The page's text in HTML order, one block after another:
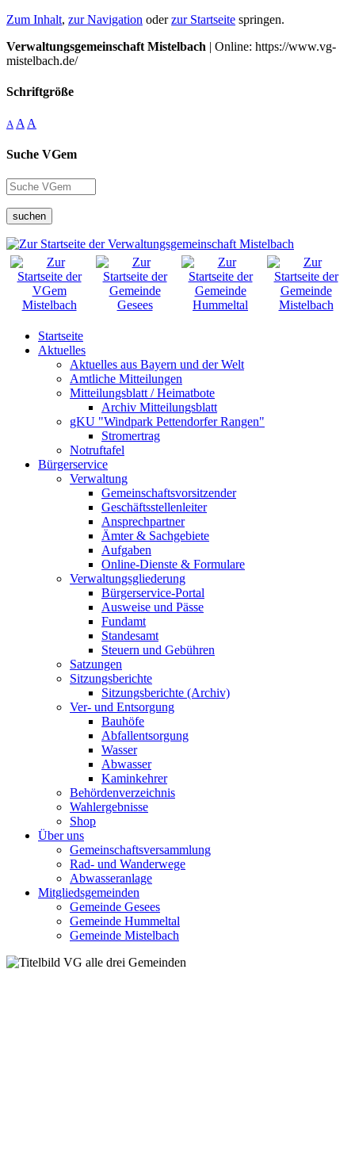
Zum Inhalt, zur Navigation oderzur Startseite springen.
Verwaltungsgemeinschaft Mistelbach | Online: https://www.vg-
mistelbach.de/
Schriftgröße
A A A
Suche VGem
suchen
Startseite
Aktuelles
Aktuelles aus Bayern und der Welt
Amtliche Mitteilungen
Mitteilungsblatt / Heimatbote
Archiv Mitteilungsblatt
gKU "Windpark Pettendorfer Rangen"
Stromertrag
Notruftafel
Bürgerservice
Verwaltung
Gemeinschaftsvorsitzender
Geschäftsstellenleiter
Ansprechpartner
Ämter & Sachgebiete
Aufgaben
Online-Dienste & Formulare
Verwaltungsgliederung
Bürgerservice-Portal
Ausweise und Pässe
Fundamt
Standesamt
Steuern und Gebühren
Satzungen
Sitzungsberichte
Sitzungsberichte (Archiv)
Ver- und Entsorgung
Bauhöfe
Abfallentsorgung
Wasser
Abwasser
Kaminkehrer
Behördenverzeichnis
Wahlergebnisse
Shop
Über uns
Gemeinschaftsversammlung
Rad- und Wanderwege
Abwasseranlage
Mitgliedsgemeinden
Gemeinde Gesees
Gemeinde Hummeltal
Gemeinde Mistelbach